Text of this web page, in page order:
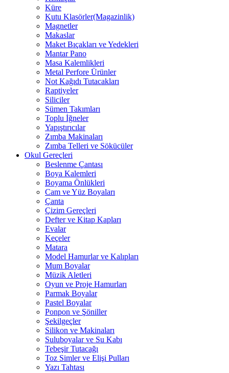
Küre
Kutu Klasörler(Magazinlik)
Magnetler
Makaslar
Maket Bıçakları ve Yedekleri
Mantar Pano
Masa Kalemlikleri
Metal Perfore Ürünler
Not Kağıdı Tutacakları
Raptiyeler
Siliciler
Sümen Takımları
Toplu İğneler
Yapıştırıcılar
Zımba Makinaları
Zımba Telleri ve Sökücüler
Okul Gereçleri
Beslenme Çantası
Boya Kalemleri
Boyama Önlükleri
Cam ve Yüz Boyaları
Çanta
Çizim Gereçleri
Defter ve Kitap Kapları
Evalar
Keçeler
Matara
Model Hamurlar ve Kalıpları
Mum Boyalar
Müzik Aletleri
Oyun ve Proje Hamurları
Parmak Boyalar
Pastel Boyalar
Ponpon ve Şöniller
Şekilgeçler
Silikon ve Makinaları
Suluboyalar ve Su Kabı
Tebeşir Tutacağı
Toz Simler ve Elişi Pulları
Yazı Tahtası